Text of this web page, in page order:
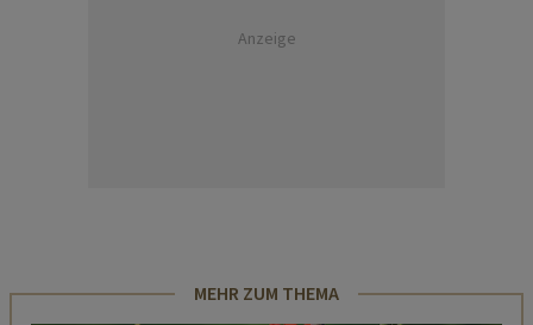
Anzeige
MEHR ZUM THEMA